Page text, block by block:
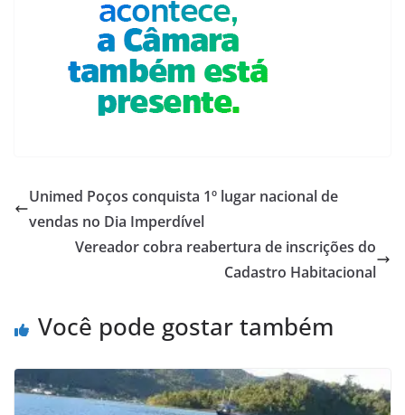
Unimed Poços conquista 1º lugar nacional de
vendas no Dia Imperdível
Vereador cobra reabertura de inscrições do
Cadastro Habitacional
Você pode gostar também